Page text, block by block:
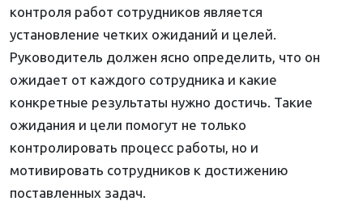
контроля работ сотрудников является
установление четких ожиданий и целей.
Руководитель должен ясно определить, что он
ожидает от каждого сотрудника и какие
конкретные результаты нужно достичь. Такие
ожидания и цели помогут не только
контролировать процесс работы, но и
мотивировать сотрудников к достижению
поставленных задач.